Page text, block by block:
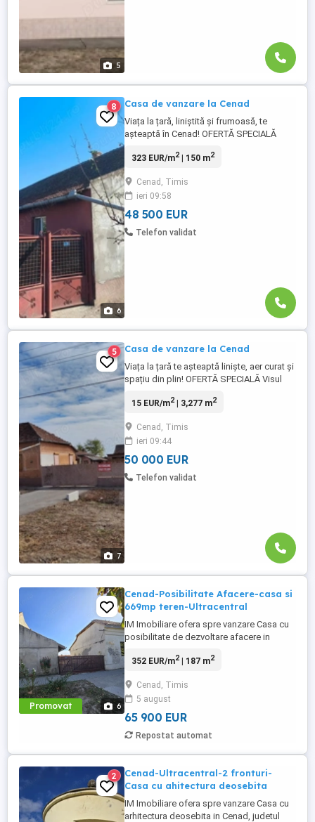
5
6
8 Casa de vanzare la Cenad
Viața la țară, liniștită și frumoasă, te
așteaptă în Cenad! OFERTĂ SPECIALĂ
Visul casei tale începe cu un credit bun. Te
calculezi creditul cu dobândă minimă.
Rapid, online, fără bătăi de cap,GRATUIT
Casă ...
323 EUR/m2| 150 m2
Cenad, Timis
ieri 09:58
48 500 EUR
Telefon validat
7
5 Casa de vanzare la Cenad
Viața la țară te așteaptă liniște, aer curat și
spațiu din plin! OFERTĂ SPECIALĂ Visul
așteptăm pe imobiliarebanat.ro ca să
Rapid, online, fără bătăi de cap,GRATUIT
Cenad, judetul Timiș,la doar 7 km de
Sânnicolau ...
15 EUR/m2| 3,277 m2
Cenad, Timis
ieri 09:44
50 000 EUR
Telefon validat
Promovat 6
Cenad-Posibilitate Afacere-casa si
669mp teren-Ultracentral
IM Imobiliare ofera spre vanzare Casa cu
posibilitate de dezvoltare afacere in
distanta de vama cu Ungaria. Casa
Compartimentare: hol acces, o sala mare
(fosta cantina/macelarie), baie si
bucatarie cu posibilitate de extinere.
352 EUR/m2| 187 m2
Cenad, Timis
5 august
65 900 EUR
Repostat automat
2
Cenad-Ultracentral-2 fronturi-
Casa cu ahitectura deosebita
IM Imobiliare ofera spre vanzare Casa cu
arhitectura deosebita in Cenad, judetul